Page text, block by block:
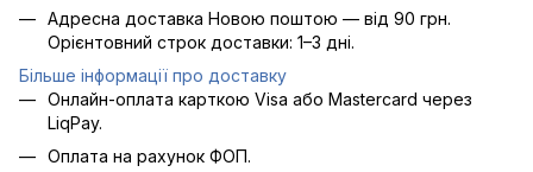
Адресна доставка Новою поштою — від 90 грн.
Орієнтовний строк доставки: 1–3 дні.
Більше інформації про доставку
Онлайн-оплата карткою Visa або Mastercard через
LiqPay.
Оплата на рахунок ФОП.